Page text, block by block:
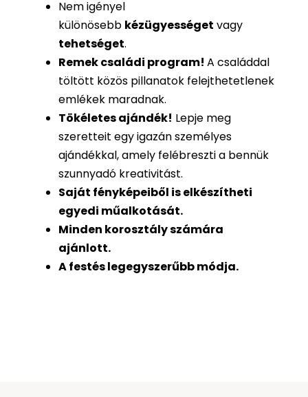
Nem igényel
különösebb kézügyességet vagy
tehetséget.
Remek családi program! A családdal
töltött közös pillanatok felejthetetlenek
emlékek maradnak.
Tökéletes ajándék! Lepje meg
szeretteit egy igazán személyes
ajándékkal, amely felébreszti a bennük
szunnyadó kreativitást.
Saját fényképeiből iselkészítheti
egyedi műalkotását.
Minden korosztály számára
ajánlott.
A festés legegyszerűbb módja.